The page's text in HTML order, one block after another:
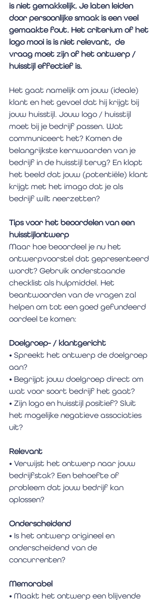
is niet gemakkelijk. Je laten leiden
door persoonlijke smaak is een veel
gemaakte fout. Het criterium of het
logo mooi is is niet relevant,  de
vraag moet zijn of het ontwerp /
huisstijl effectief is.
Het gaat namelijk om jouw (ideale)
klant en het gevoel dat hij krijgt bij
jouw huisstijl. Jouw logo / huisstijl
moet bij je bedrijf passen. Wat
communiceert het? Komen de
belangrijkste kernwaarden van je
bedrijf in de huisstijl terug? En klopt
het beeld dat jouw (potentiële) klant
krijgt met het imago dat je als
bedrijf wilt neerzetten?
Tips voor het beoordelen van een
huisstijlontwerp
Maar hoe beoordeel je nu het
ontwerpvoorstel dat gepresenteerd
wordt? Gebruik onderstaande
checklist als hulpmiddel. Het
beantwoorden van de vragen zal
helpen om tot een goed gefundeerd
oordeel te komen:
Doelgroep- / klantgericht
• Spreekt het ontwerp de doelgroep
aan?
• Begrijpt jouw doelgroep direct om
wat voor soort bedrijf het gaat?
• Zijn logo en huisstijl positief? Sluit
het mogelijke negatieve associaties
uit?
Relevant
• Verwijst het ontwerp naar jouw
bedrijfstak? Een behoefte of
probleem dat jouw bedrijf kan
oplossen?
Onderscheidend
• Is het ontwerp origineel en
onderscheidend van de
concurrenten?​
Memorabel
• Maakt het ontwerp een blijvende